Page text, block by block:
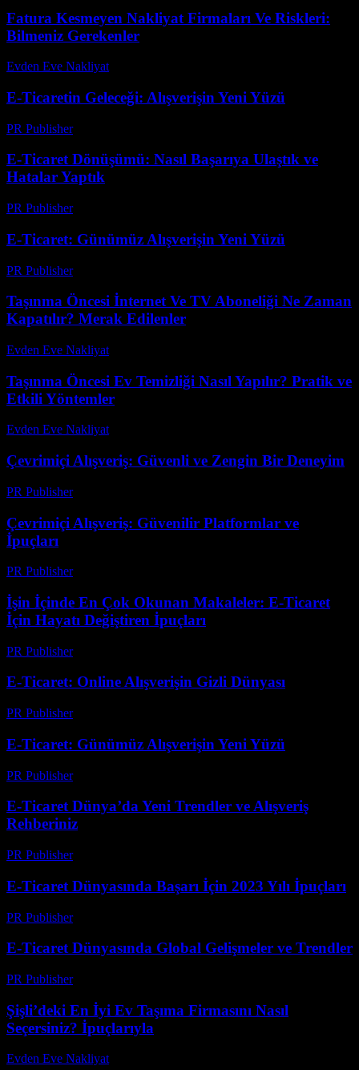
Fatura Kesmeyen Nakliyat Firmaları Ve Riskleri:
Bilmeniz Gerekenler
Evden Eve Nakliyat
E-Ticaretin Geleceği: Alışverişin Yeni Yüzü
PR Publisher-
E-Ticaret Dönüşümü: Nasıl Başarıya Ulaştık ve
Hatalar Yaptık
PR Publisher-
E-Ticaret: Günümüz Alışverişin Yeni Yüzü
PR Publisher-
Taşınma Öncesi İnternet Ve TV Aboneliği Ne Zaman
Kapatılır? Merak Edilenler
Evden Eve Nakliyat
Taşınma Öncesi Ev Temizliği Nasıl Yapılır? Pratik ve
Etkili Yöntemler
Evden Eve Nakliyat-
Çevrimiçi Alışveriş: Güvenli ve Zengin Bir Deneyim
PR Publisher-
Çevrimiçi Alışveriş: Güvenilir Platformlar ve
İpuçları
PR Publisher-
İşin İçinde En Çok Okunan Makaleler: E-Ticaret
İçin Hayatı Değiştiren İpuçları
PR Publisher-
E-Ticaret: Online Alışverişin Gizli Dünyası
PR Publisher-
E-Ticaret: Günümüz Alışverişin Yeni Yüzü
PR Publisher-
E-Ticaret Dünya’da Yeni Trendler ve Alışveriş
Rehberiniz
PR Publisher-
E-Ticaret Dünyasında Başarı İçin 2023 Yılı İpuçları
PR Publisher-
E-Ticaret Dünyasında Global Gelişmeler ve Trendler
PR Publisher-
Şişli’deki En İyi Ev Taşıma Firmasını Nasıl
Seçersiniz? İpuçlarıyla
Evden Eve Nakliyat